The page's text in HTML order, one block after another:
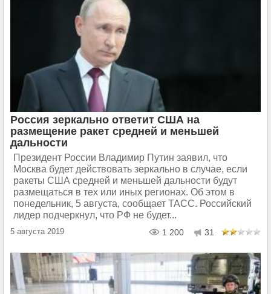
Россия зеркально ответит США на
размещение ракет средней и меньшей
дальности
Президент России Владимир Путин заявил, что
Москва будет действовать зеркально в случае, если
ракеты США средней и меньшей дальности будут
размещаться в тех или иных регионах. Об этом в
понедельник, 5 августа, сообщает ТАСС. Российский
лидер подчеркнул, что РФ не будет...
5 августа 2019 1 200 31